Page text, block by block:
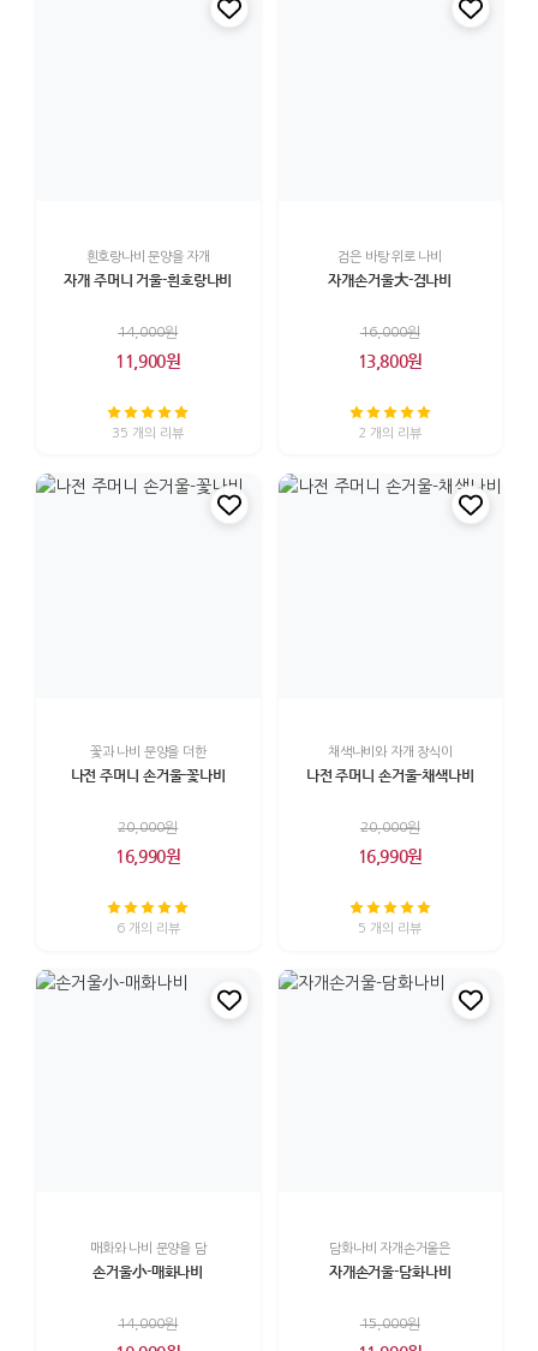
흰호랑나비 문양을 자개
자개 주머니 거울-흰호랑나비
14,000원
11,900원
35 개의 리뷰
검은 바탕 위로 나비
자개손거울大-검나비
16,000원
13,800원
2 개의 리뷰
꽃과 나비 문양을 더한
나전 주머니 손거울-꽃나비
20,000원
16,990원
6 개의 리뷰
채색나비와 자개 장식이
나전 주머니 손거울-채색나비
20,000원
16,990원
5 개의 리뷰
매화와 나비 문양을 담
손거울小-매화나비
14,000원
담화나비 자개손거울은
자개손거울-담화나비
15,000원